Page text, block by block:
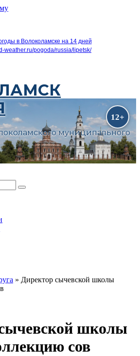
в Волоколамске на 14 дней
weather.ru/pogoda/russia/lipetsk/
муниципального
» Директор сычевской школы
школы
сов